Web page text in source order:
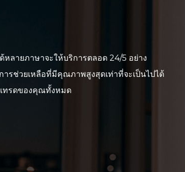
ลายภาษาจะให้บริการตลอด 24/5 อย่าง
รช่วยเหลือที่มีคุณภาพสูงสุดเท่าที่จะเป็นไปได้
ทรดของคุณทั้งหมด